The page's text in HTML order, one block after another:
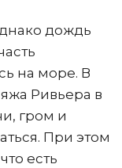
дождь
на море. В
Ривьера в
гром и
При этом
есть